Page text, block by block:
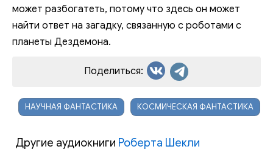
может разбогатеть, потому что здесь он может
найти ответ на загадку, связанную с роботами с
планеты Дездемона.
Поделиться:
НАУЧНАЯ ФАНТАСТИКА КОСМИЧЕСКАЯ ФАНТАСТИКА
Другие аудиокниги Роберта Шекли